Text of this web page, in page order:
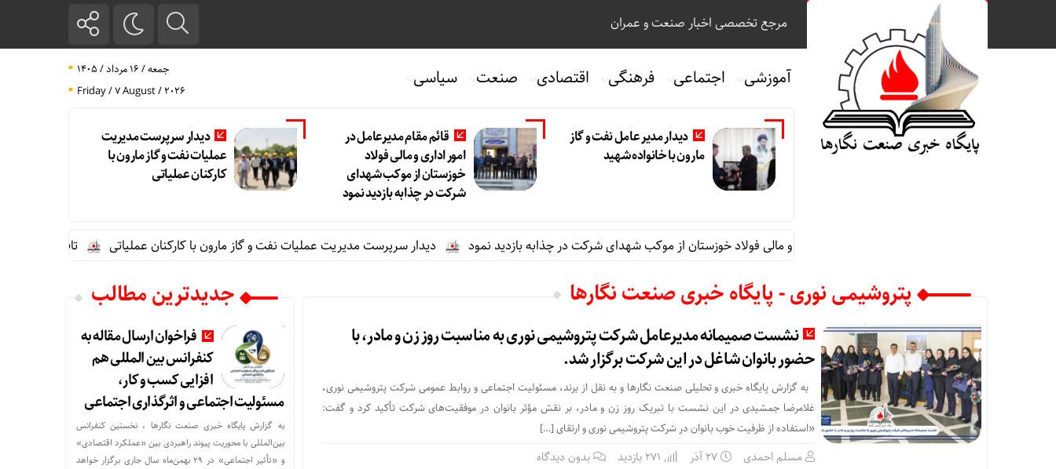
مرجع تخصصی اخبار صنعت و عمران
آموزشی اجتماعی فرهنگی اقتصادی صنعت سیاسی
جمعه / ۱۶ مرداد / ۱۴۰۵
Friday / 7 August / 2026
دیدار مدیر عامل نفت و گاز
مارون با خانواده شهید
قائم مقام مدیرعامل در
امور اداری و مالی فولاد
خوزستان از موکب شهدای
شرکت در چذابه بازدید نمود
دیدار سرپرست مدیریت
عملیات نفت و گاز مارون با
کارکنان عملیاتی
قائم مقام مدیرعامل در امور اداری و مالی فولاد خوزستان از موکب شهدای شرکت در چذابه بازدید نمود دیدار سرپرست مدیریت عملیات نفت و گاز مارون با کارکنان عملیاتی تاب آوری، وجه
پتروشیمی نوری - پایگاه خبری صنعت نگارها
نشست صمیمانه مدیرعامل شرکت پتروشیمی نوری به مناسبت روز زن و مادر، با
حضور بانوان شاغل در این شرکت برگزار شد.
به گزارش پایگاه خبری و تحلیلی صنعت نگارها و به نقل از برند، مسئولیت اجتماعی و روابط عمومی شرکت پتروشیمی نوری،
غلامرضا جمشیدی در این نشست با تبریک روز زن و مادر، بر نقش مؤثر بانوان در موفقیت‌های شرکت تأکید کرد و گفت:
«استفاده از ظرفیت خوب بانوان در شرکت پتروشیمی نوری و ارتقای […]
مسلم احمدی ۲۷ آذر بدون دیدگاه
جدیدترین مطالب
فراخوان ارسال مقاله به
کنفرانس بین المللی هم
افزایی کسب و کار،
مسئولیت اجتماعی و اثرگذاری اجتماعی
به گزارش پایگاه خبری صنعت نگارها ، نخستین کنفرانس
بین‌المللی با محوریت پیوند راهبردی بین «عملکرد اقتصادی»
و «تأثیر اجتماعی» در ۲۹ بهمن‌ماه سال جاری برگزار خواهد